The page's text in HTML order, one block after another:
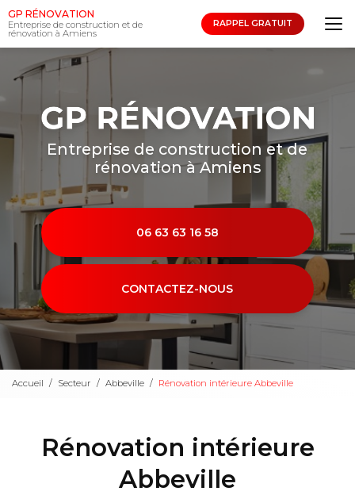
Aller
au
contenu
principal
GP RÉNOVATION
Entreprise de construction et de
rénovation à Amiens
RAPPEL GRATUIT
Entreprise de construction et de
rénovation à Amiens
06 63 63 16 58
CONTACTEZ-NOUS
Accueil Secteur Abbeville Rénovation intérieure Abbeville
Rénovation intérieure
Abbeville